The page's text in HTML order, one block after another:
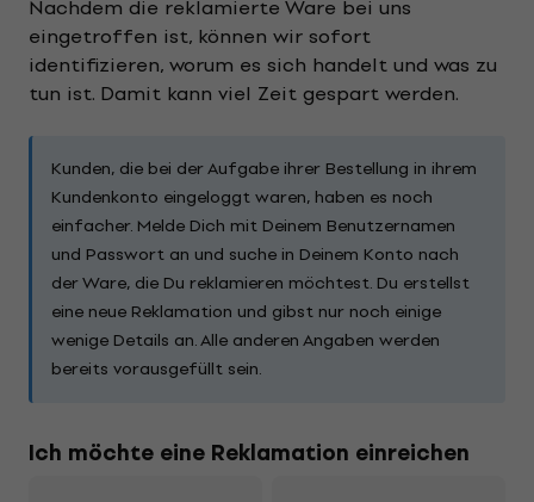
Nachdem die reklamierte Ware bei uns
eingetroffen ist, können wir sofort
identifizieren, worum es sich handelt und was zu
tun ist. Damit kann viel Zeit gespart werden.
Kunden, die bei der Aufgabe ihrer Bestellung in ihrem
Kundenkonto eingeloggt waren, haben es noch
einfacher. Melde Dich mit Deinem Benutzernamen
und Passwort an und suche in Deinem Konto nach
der Ware, die Du reklamieren möchtest. Du erstellst
eine neue Reklamation und gibst nur noch einige
wenige Details an. Alle anderen Angaben werden
bereits vorausgefüllt sein.
Ich möchte eine Reklamation einreichen